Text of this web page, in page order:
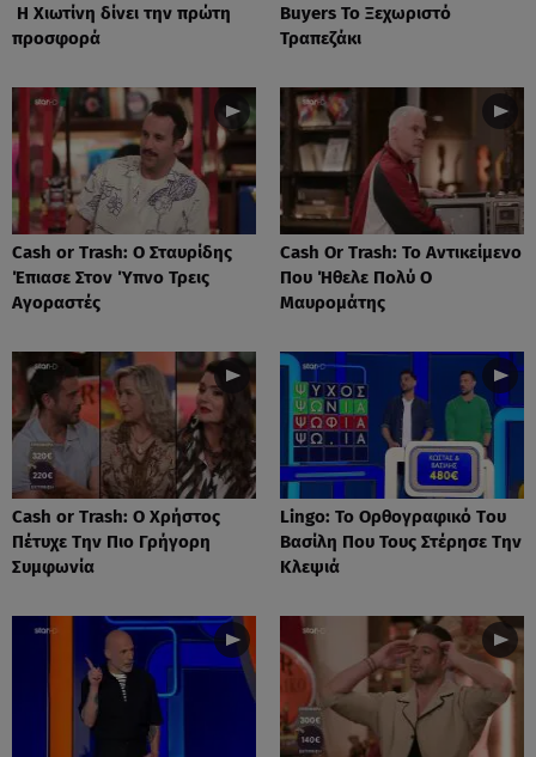
Η Χιωτίνη δίνει την πρώτη
προσφορά
Buyers Το Ξεχωριστό
Τραπεζάκι
Cash or Trash: Ο Σταυρίδης
Έπιασε Στον Ύπνο Τρεις
Αγοραστές
Cash Or Trash: Το Αντικείμενο
Που Ήθελε Πολύ Ο
Μαυρομάτης
Cash or Trash: Ο Χρήστος
Πέτυχε Την Πιο Γρήγορη
Συμφωνία
Lingo: Το Oρθογραφικό Tου
Βασίλη Που Τους Στέρησε Την
Κλεψιά